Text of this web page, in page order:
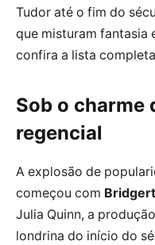
Tudor até o fim do
que misturam fantasia
confira a lista
Sob o charme
regencial
A explosão de
começou com
Julia Quinn, a
londrina do início do